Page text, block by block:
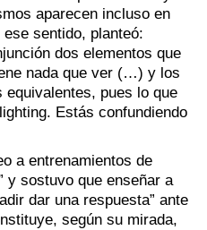
aparecen incluso en
sentido, planteó:
dos elementos que
nada que ver (…) y los
pues lo que
Estás confundiendo
a entrenamientos de
y sostuvo que enseñar a
dar una respuesta” ante
según su mirada,